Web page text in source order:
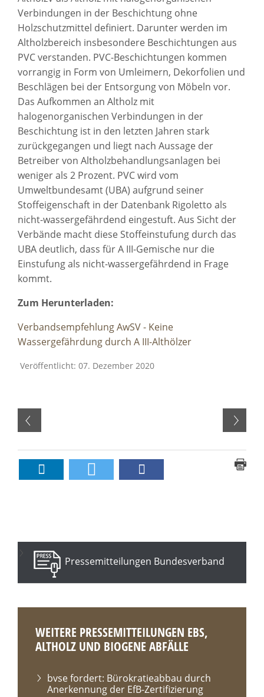
Verbindungen in der Beschichtung ohne
Holzschutzmittel definiert. Darunter werden im
Altholzbereich insbesondere Beschichtungen aus
PVC verstanden. PVC-Beschichtungen kommen
vorrangig in Form von Umleimern, Dekorfolien und
Beschlägen bei der Entsorgung von Möbeln vor.
Das Aufkommen an Altholz mit
halogenorganischen Verbindungen in der
Beschichtung ist in den letzten Jahren stark
zurückgegangen und liegt nach Aussage der
Betreiber von Altholzbehandlungsanlagen bei
weniger als 2 Prozent. PVC wird vom
Umweltbundesamt (UBA) aufgrund seiner
Stoffeigenschaft in der Datenbank Rigoletto als
nicht-wassergefährdend eingestuft. Aus Sicht der
Verbände macht diese Stoffeinstufung durch das
UBA deutlich, dass für A III-Gemische nur die
Einstufung als nicht-wassergefährdend in Frage
kommt.
Zum Herunterladen:
Verbandsempfehlung AwSV - Keine
Wassergefährdung durch A III-Althölzer
Veröffentlicht: 07. Dezember 2020
Pressemitteilungen Bundesverband
WEITERE PRESSEMITTEILUNGEN EBS,
ALTHOLZ UND BIOGENE ABFÄLLE
bvse fordert: Bürokratieabbau durch
Anerkennung der EfB-Zertifizierung